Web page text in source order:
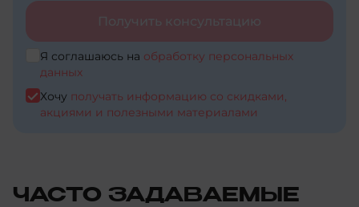
+1-
+591
242
+7
+998
Получить консультацию
Я соглашаюсь на обработку персональных
данных
Хочу получать информацию со скидками,
акциями и полезными материалами
ЧАСТО ЗАДАВАЕМЫЕ